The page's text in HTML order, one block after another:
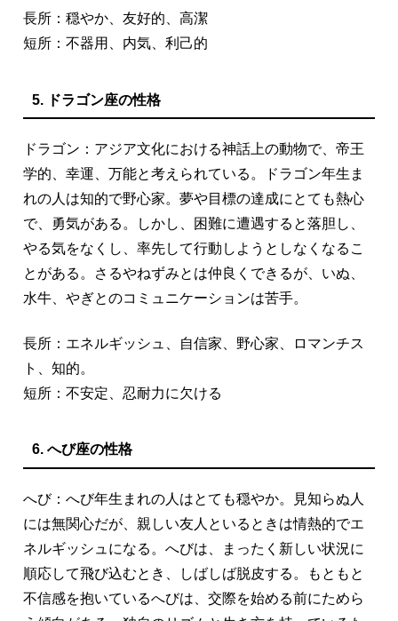
長所：穏やか、友好的、高潔
短所：不器用、内気、利己的
5. ドラゴン座の性格
ドラゴン：アジア文化における神話上の動物で、帝王
学的、幸運、万能と考えられている。ドラゴン年生ま
れの人は知的で野心家。夢や目標の達成にとても熱心
で、勇気がある。しかし、困難に遭遇すると落胆し、
やる気をなくし、率先して行動しようとしなくなるこ
とがある。さるやねずみとは仲良くできるが、いぬ、
水牛、やぎとのコミュニケーションは苦手。
長所：エネルギッシュ、自信家、野心家、ロマンチス
ト、知的。
短所：不安定、忍耐力に欠ける
6. へび座の性格
へび：へび年生まれの人はとても穏やか。見知らぬ人
には無関心だが、親しい友人といるときは情熱的でエ
ネルギッシュになる。へびは、まったく新しい状況に
順応して飛び込むとき、しばしば脱皮する。もともと
不信感を抱いているへびは、交際を始める前にためら